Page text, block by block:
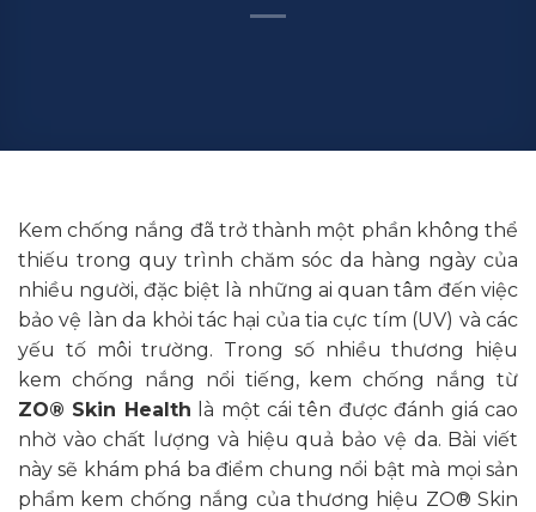
Kem chống nắng đã trở thành một phần không thể
thiếu trong quy trình chăm sóc da hàng ngày của
nhiều người, đặc biệt là những ai quan tâm đến việc
bảo vệ làn da khỏi tác hại của tia cực tím (UV) và các
yếu tố môi trường. Trong số nhiều thương hiệu
kem chống nắng nổi tiếng, kem chống nắng từ
ZO® Skin Health là một cái tên được đánh giá cao
nhờ vào chất lượng và hiệu quả bảo vệ da. Bài viết
này sẽ khám phá ba điểm chung nổi bật mà mọi sản
phẩm kem chống nắng của thương hiệu ZO® Skin